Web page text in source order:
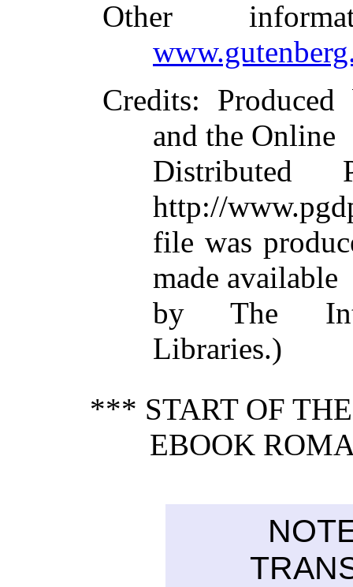
Other
Credits:
and the Online
Distributed
http://
file was
made available
by The
Libraries.)
*** START OF
EBOOK